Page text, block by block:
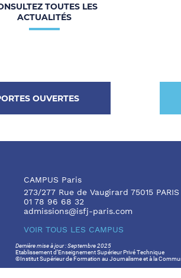
TOUTES LES
ACTUALITÉS
OUVERTES
CAMPUS Paris
273/277 Rue de Vaugirard 75015 PARIS
01 78 96 68 32
admissions@isfj-paris.com
VOIR TOUS LES CAMPUS
Dernière mise à jour : Septembre 2025
Etablissement d’Enseignement Supérieur Privé Technique
©Institut Supérieur de Formation au Journalisme et à la